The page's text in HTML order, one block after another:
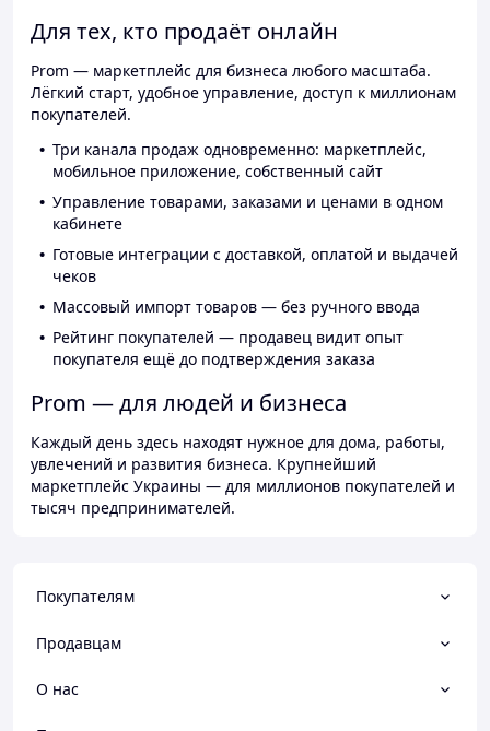
Для тех, кто продаёт онлайн
Prom — маркетплейс для бизнеса любого масштаба.
Лёгкий старт, удобное управление, доступ к миллионам
покупателей.
Три канала продаж одновременно: маркетплейс,
мобильное приложение, собственный сайт
Управление товарами, заказами и ценами в одном
кабинете
Готовые интеграции с доставкой, оплатой и выдачей
чеков
Массовый импорт товаров — без ручного ввода
Рейтинг покупателей — продавец видит опыт
покупателя ещё до подтверждения заказа
Prom — для людей и бизнеса
Каждый день здесь находят нужное для дома, работы,
увлечений и развития бизнеса. Крупнейший
маркетплейс Украины — для миллионов покупателей и
тысяч предпринимателей.
Покупателям
Продавцам
О нас